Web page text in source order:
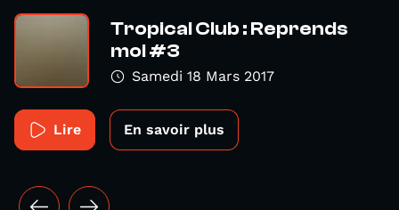
Tropical Club : Reprends
moi #3
Samedi 18 Mars 2017
Lire En savoir plus